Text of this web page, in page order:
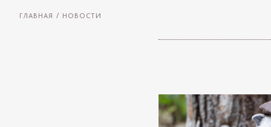
ГЛАВНАЯ НОВОСТИ